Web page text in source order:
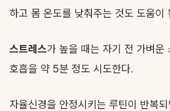
하고 몸 온도를 낮춰주는 것도 도움이
스트레스가 높을 때는 자기 전 가벼운
호흡을 약 5분 정도 시도한다.
자율신경을 안정시키는 루틴이 반복